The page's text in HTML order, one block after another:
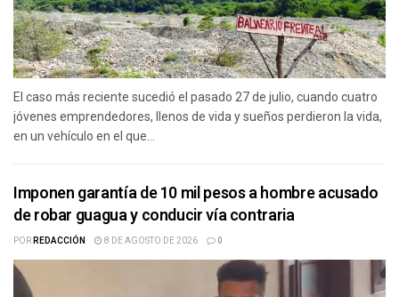
El caso más reciente sucedió el pasado 27 de julio, cuando cuatro
jóvenes emprendedores, llenos de vida y sueños perdieron la vida,
en un vehículo en el que...
Imponen garantía de 10 mil pesos a hombre acusado
de robar guagua y conducir vía contraria
PORREDACCIÓN 8 DE AGOSTO DE 2026 0